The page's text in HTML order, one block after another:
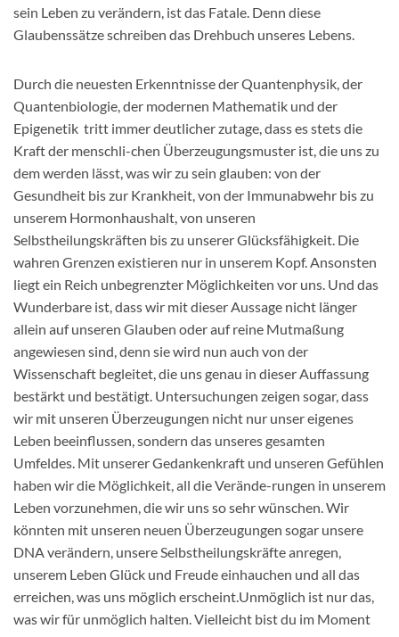
sein Leben zu verändern, ist das Fatale. Denn diese
Glaubenssätze schreiben das Drehbuch unseres Lebens.
Durch die neuesten Erkenntnisse der Quantenphysik, der
Quantenbiologie, der modernen Mathematik und der
Epigenetik tritt immer deutlicher zutage, dass es stets die
Kraft der menschli-chen Überzeugungsmuster ist, die uns zu
dem werden lässt, was wir zu sein glauben: von der
Gesundheit bis zur Krankheit, von der Immunabwehr bis zu
unserem Hormonhaushalt, von unseren
Selbstheilungskräften bis zu unserer Glücksfähigkeit. Die
wahren Grenzen existieren nur in unserem Kopf. Ansonsten
liegt ein Reich unbegrenzter Möglichkeiten vor uns. Und das
Wunderbare ist, dass wir mit dieser Aussage nicht länger
allein auf unseren Glauben oder auf reine Mutmaßung
angewiesen sind, denn sie wird nun auch von der
Wissenschaft begleitet, die uns genau in dieser Auffassung
bestärkt und bestätigt. Untersuchungen zeigen sogar, dass
wir mit unseren Überzeugungen nicht nur unser eigenes
Leben beeinflussen, sondern das unseres gesamten
Umfeldes. Mit unserer Gedankenkraft und unseren Gefühlen
haben wir die Möglichkeit, all die Verände-rungen in unserem
Leben vorzunehmen, die wir uns so sehr wünschen. Wir
könnten mit unseren neuen Überzeugungen sogar unsere
DNA verändern, unsere Selbstheilungskräfte anregen,
unserem Leben Glück und Freude einhauchen und all das
erreichen, was uns möglich erscheint.Unmöglich ist nur das,
was wir für unmöglich halten. Vielleicht bist du im Moment